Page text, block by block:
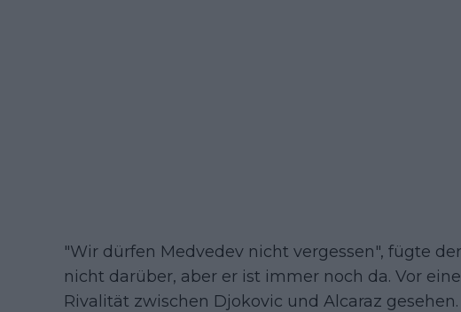
"Wir dürfen Medvedev nicht vergessen", fügte
nicht darüber, aber er ist immer noch da. Vor
Rivalität zwischen Djokovic und Alcaraz